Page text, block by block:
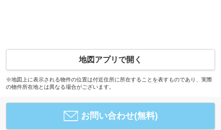
地図アプリで開く
※地図上に表示される物件の位置は付近住所に所在することを表すものであり、実際
の物件所在地とは異なる場合がございます。
お問い合わせ(無料)